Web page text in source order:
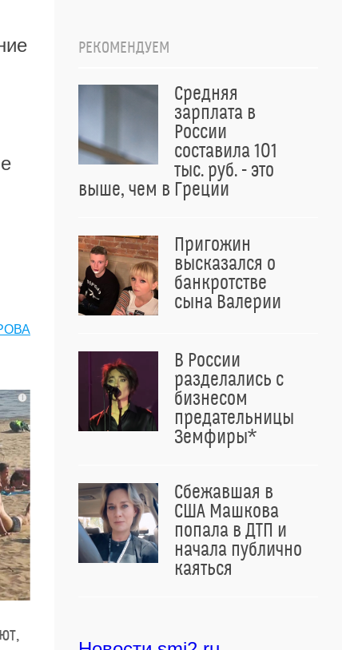
i
РЕКОМЕНДУЕМ
Средняя
зарплата в
России
составила 101
тыс. руб. - это
выше, чем в Греции
Пригожин
высказался о
банкротстве
сына Валерии
В России
разделались с
бизнесом
предательницы
Земфиры*
Сбежавшая в
США Машкова
попала в ДТП и
начала публично
каяться